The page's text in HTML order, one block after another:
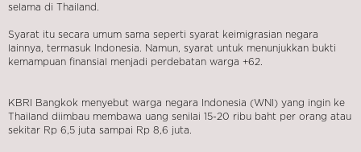
selama di Thailand.
Syarat itu secara umum sama seperti syarat keimigrasian negara
lainnya, termasuk Indonesia. Namun, syarat untuk menunjukkan bukti
kemampuan finansial menjadi perdebatan warga +62.
KBRI Bangkok menyebut warga negara Indonesia (WNI) yang ingin ke
Thailand diimbau membawa uang senilai 15-20 ribu baht per orang atau
sekitar Rp 6,5 juta sampai Rp 8,6 juta.